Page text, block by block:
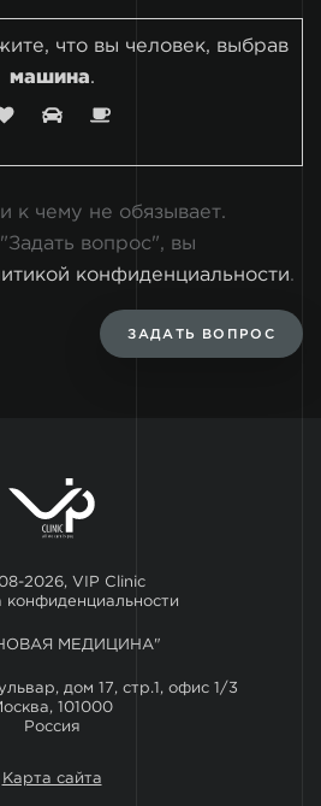
что вы человек, выбрав
машина.
к чему не обязывает.
вопрос", вы
конфиденциальности.
ЗАДАТЬ ВОПРОС
2026, VIP Clinic
конфиденциальности
МЕДИЦИНА"
дом 17, стр.1, офис 1/3
101000
Россия
Карта сайта